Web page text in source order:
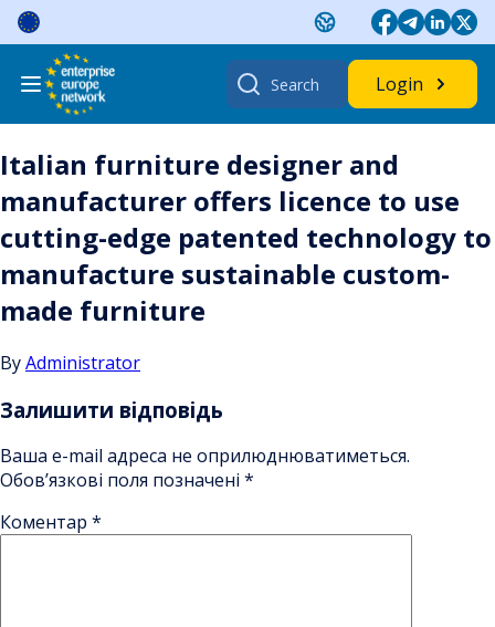
Skip
content
Search
for:
Login
Italian furniture designer and
manufacturer offers licence to use
cutting-edge patented technology to
manufacture sustainable custom-
made furniture
ByAdministrator
Залишити відповідь
Ваша e-mail адреса не оприлюднюватиметься.
Обов’язкові поля позначені *
Коментар *